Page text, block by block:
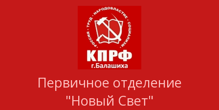
Первичное отделение
"Новый Свет"